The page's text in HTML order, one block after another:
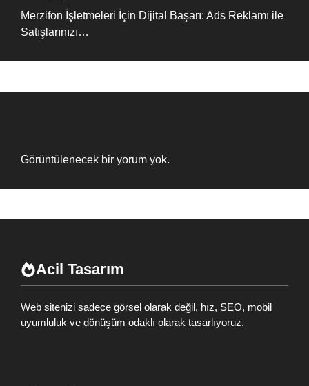
Merzifon İşletmeleri İçin Dijital Başarı: Ads Reklamı ile
Satışlarınızı…
Görüntülenecek bir yorum yok.
Acil Tasarım
Web sitenizi sadece görsel olarak değil, hız, SEO, mobil
uyumluluk ve dönüşüm odaklı olarak tasarlıyoruz.